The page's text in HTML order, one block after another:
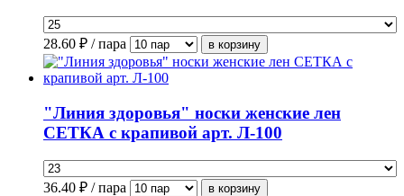
28.60 ₽ / пара
"Линия здоровья" носки женские лен
СЕТКА с крапивой арт. Л-100
36.40 ₽ / пара